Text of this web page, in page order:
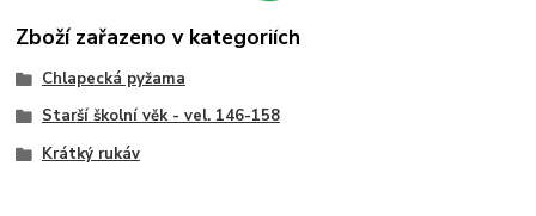
Zboží zařazeno v kategoriích
Chlapecká pyžama
Starší školní věk - vel. 146-158
Krátký rukáv